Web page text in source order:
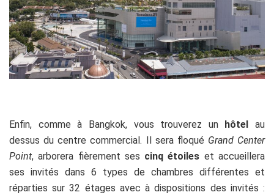
Enfin, comme à Bangkok, vous trouverez un hôtel au
dessus du centre commercial. Il sera floqué Grand Center
Point, arborera fièrement ses cinq étoiles et accueillera
ses invités dans 6 types de chambres différentes et
réparties sur 32 étages avec à dispositions des invités :